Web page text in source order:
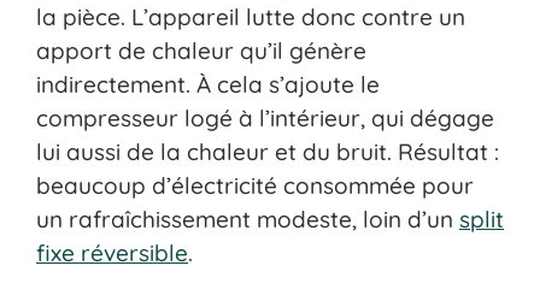
la pièce. L’appareil lutte donc contre un
apport de chaleur qu’il génère
indirectement. À cela s’ajoute le
compresseur logé à l’intérieur, qui dégage
lui aussi de la chaleur et du bruit. Résultat :
beaucoup d’électricité consommée pour
un rafraîchissement modeste, loin d’un split
fixe réversible.